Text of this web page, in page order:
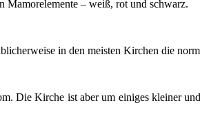
Mamorelemente – weiß, rot und schwarz.
in den meisten Kirchen die
Die Kirche ist aber um einiges kleiner